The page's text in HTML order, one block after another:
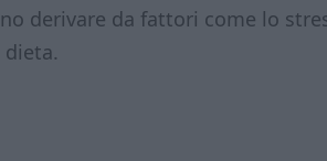
derivare da fattori come lo